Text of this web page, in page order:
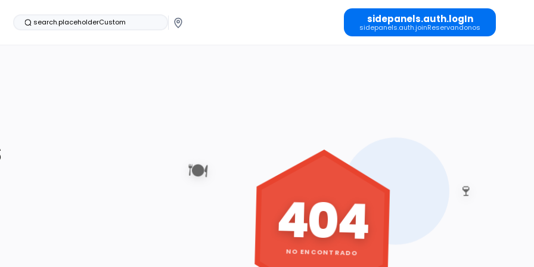
search.placeholderCustom sidepanels.auth.logIn
sidepanels.auth.joinReservandonos
🍽️
🍷
404
NO ENCONTRADO